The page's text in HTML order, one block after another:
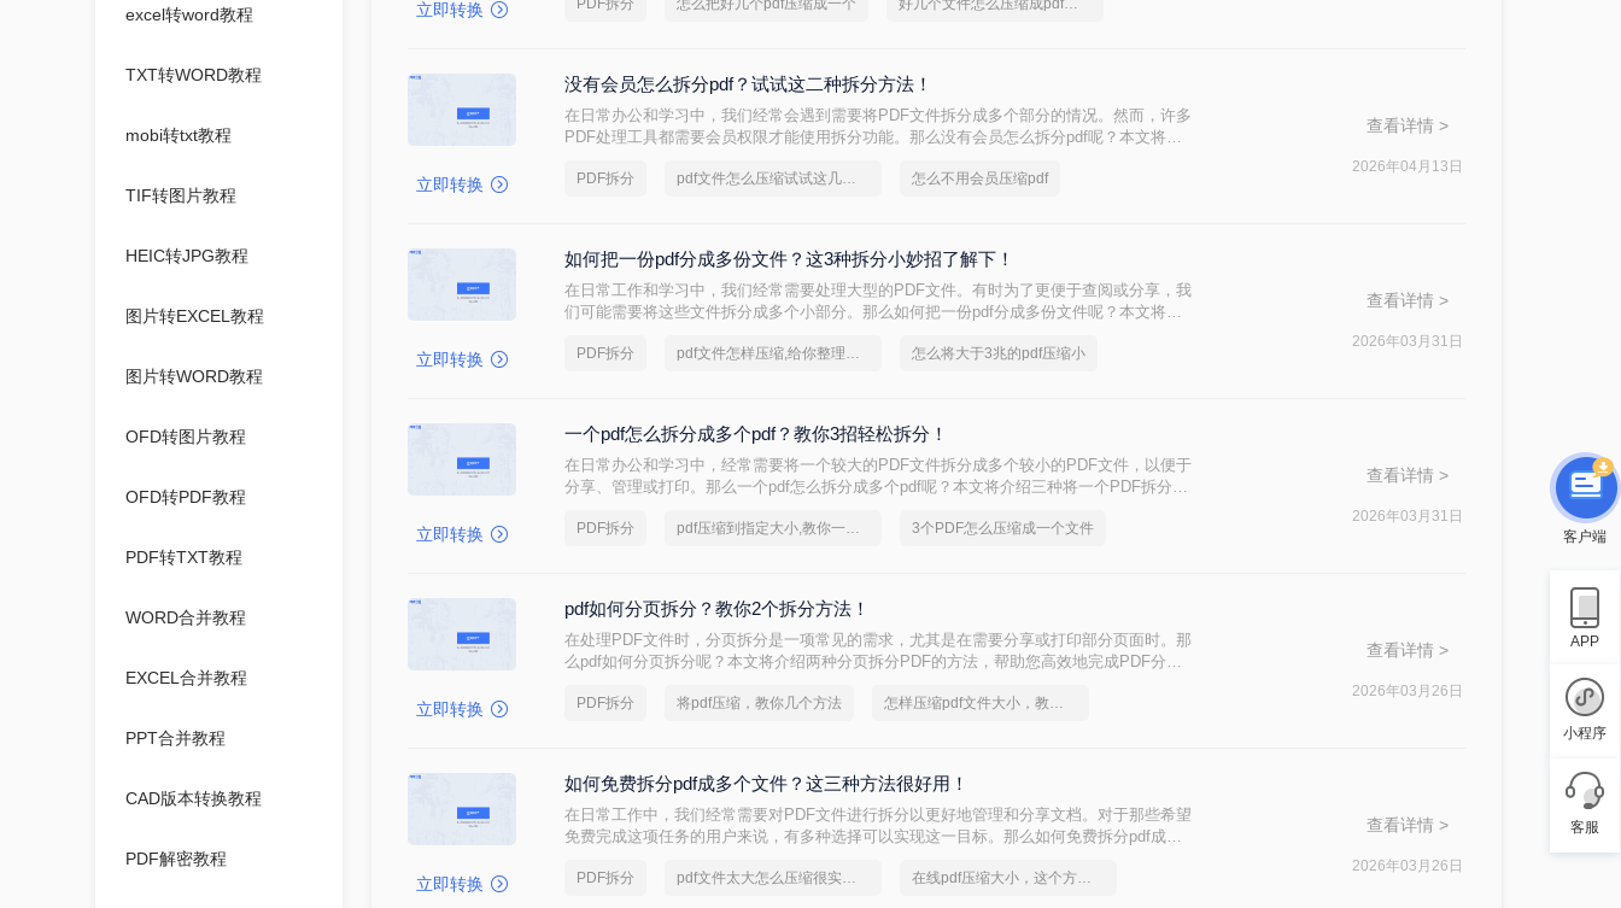
excel转word教程
TXT转WORD教程
mobi转txt教程
TIF转图片教程
HEIC转JPG教程
图片转EXCEL教程
图片转WORD教程
OFD转图片教程
OFD转PDF教程
PDF转TXT教程
WORD合并教程
EXCEL合并教程
PPT合并教程
CAD版本转换教程
PDF解密教程
立即转换
法。
PDF拆分 怎么把好几个pdf压缩成一个 好几个文件怎么压缩成pdf格式
立即转换
没有会员怎么拆分pdf？试试这二种拆分方法！
在日常办公和学习中，我们经常会遇到需要将PDF文件拆分成多个部分的情况。然而，许多
PDF处理工具都需要会员权限才能使用拆分功能。那么没有会员怎么拆分pdf呢？本文将介
PDF拆分 pdf文件怎么压缩试试这几个方法 怎么不用会员压缩pdf
查看详情 >
2026年04月13日
立即转换
如何把一份pdf分成多份文件？这3种拆分小妙招了解下！
在日常工作和学习中，我们经常需要处理大型的PDF文件。有时为了更便于查阅或分享，我
们可能需要将这些文件拆分成多个小部分。那么如何把一份pdf分成多份文件呢？本文将介
PDF拆分 pdf文件怎样压缩,给你整理了一份方案 怎么将大于3兆的pdf压缩小
查看详情 >
2026年03月31日
立即转换
一个pdf怎么拆分成多个pdf？教你3招轻松拆分！
在日常办公和学习中，经常需要将一个较大的PDF文件拆分成多个较小的PDF文件，以便于
分享、管理或打印。那么一个pdf怎么拆分成多个pdf呢？本文将介绍三种将一个PDF拆分成
PDF拆分 pdf压缩到指定大小,教你一招轻松找回 3个PDF怎么压缩成一个文件
查看详情 >
2026年03月31日
立即转换
pdf如何分页拆分？教你2个拆分方法！
在处理PDF文件时，分页拆分是一项常见的需求，尤其是在需要分享或打印部分页面时。那
么pdf如何分页拆分呢？本文将介绍两种分页拆分PDF的方法，帮助您高效地完成PDF分页
PDF拆分 将pdf压缩，教你几个方法 怎样压缩pdf文件大小，教你几个方法
查看详情 >
2026年03月26日
立即转换
如何免费拆分pdf成多个文件？这三种方法很好用！
在日常工作中，我们经常需要对PDF文件进行拆分以更好地管理和分享文档。对于那些希望
免费完成这项任务的用户来说，有多种选择可以实现这一目标。那么如何免费拆分pdf成多
PDF拆分 pdf文件太大怎么压缩很实用的方法 在线pdf压缩大小，这个方法很简单
查看详情 >
2026年03月26日
客户端
APP
小程序
客服